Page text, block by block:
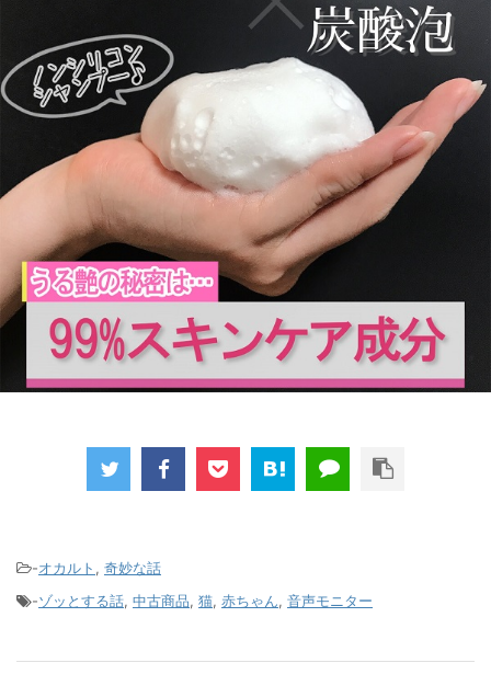
-オカルト , 奇妙な話
-ゾッとする話, 中古商品, 猫, 赤ちゃん, 音声モニター